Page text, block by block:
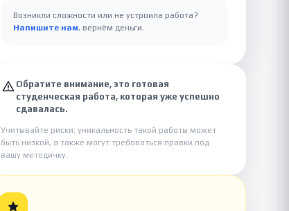
Возникли сложности или не устроила работа?
Напишите нам, вернём деньги.
Обратите внимание, это готовая
студенческая работа, которая уже успешно
сдавалась.
Учитывайте риски: уникальность такой работы может
быть низкой, а также могут требоваться правки под
вашу методичку.